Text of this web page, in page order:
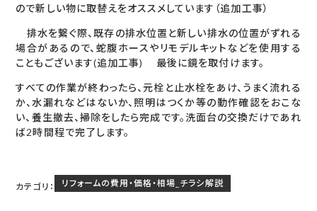
ので新しい物に取替えをオススメしています（追加工事）
排水を繋ぐ際、既存の排水位置と新しい排水の位置がずれる
場合があるので、蛇腹ホースやリモデルキットなどを使用する
こともございます(追加工事) 最後に鏡を取付けます。
すべての作業が終わったら、元栓と止水栓をあけ、うまく流れる
か、水漏れなどはないか、照明はつくか等の動作確認をおこな
い、養生撤去、掃除をしたら完成です。洗面台の交換だけであれ
ば2時間程で完了します。
カテゴリ： リフォームの費用・価格・相場_チラシ解説